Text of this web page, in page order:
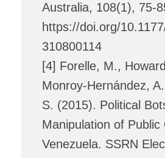
Australia, 108(1), 75-
https://doi.org/
310800114
[4] Forelle, M.,
Monroy-Hernández,
S. (2015). Political
Manipulation of Public
Venezuela. SSRN